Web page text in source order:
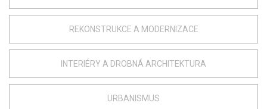
REKONSTRUKCE A MODERNIZACE
INTERIÉRY A DROBNÁ ARCHITEKTURA
URBANISMUS